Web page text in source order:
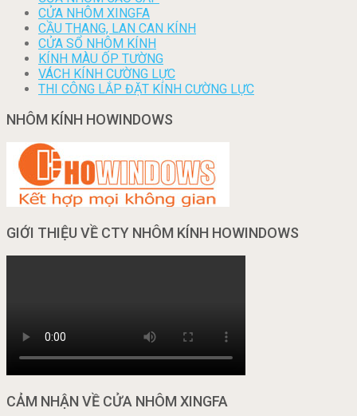
CỬA NHÔM XINGFA
CẦU THANG, LAN CAN KÍNH
CỬA SỔ NHÔM KÍNH
KÍNH MÀU ỐP TƯỜNG
VÁCH KÍNH CƯỜNG LỰC
THI CÔNG LẮP ĐẶT KÍNH CƯỜNG LỰC
NHÔM KÍNH HOWINDOWS
GIỚI THIỆU VỀ CTY NHÔM KÍNH HOWINDOWS
CẢM NHẬN VỀ CỬA NHÔM XINGFA